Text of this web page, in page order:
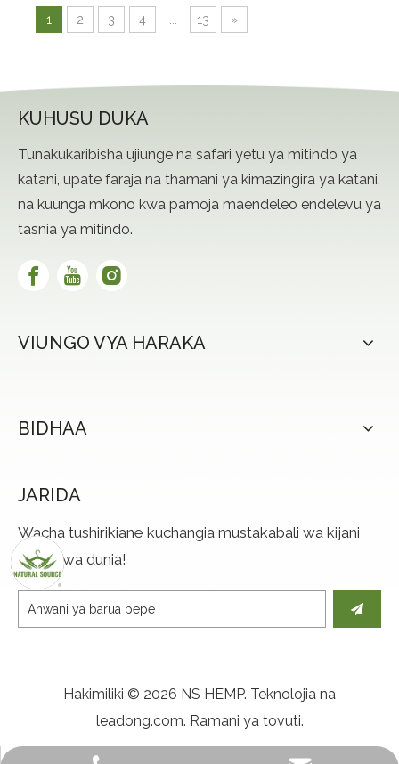
1 2 3 4 13 »
KUHUSU DUKA
Tunakukaribisha ujiunge na safari yetu ya mitindo ya
katani, upate faraja na thamani ya kimazingira ya katani,
na kuunga mkono kwa pamoja maendeleo endelevu ya
tasnia ya mitindo.
VIUNGO VYA HARAKA
BIDHAA
JARIDA
Wacha tushirikiane kuchangia mustakabali wa kijani
kibichi wa dunia!
Hakimiliki © 2026 NS HEMP. Teknolojia na
leadong.com. Ramani ya tovuti.